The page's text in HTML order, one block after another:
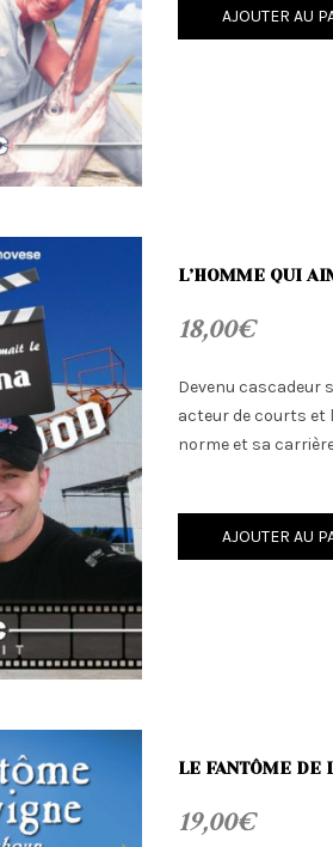
AJOUTER AU
L’HOMME QUI
18,00€
Devenu cascadeur
acteur de courts et
norme et sa
AJOUTER AU
LE FANTÔME DE
19,00€